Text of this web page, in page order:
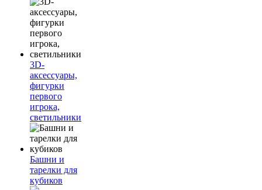
3D-
аксессуары,
фигурки
первого
игрока,
светильники
Башни и
тарелки для
кубиков